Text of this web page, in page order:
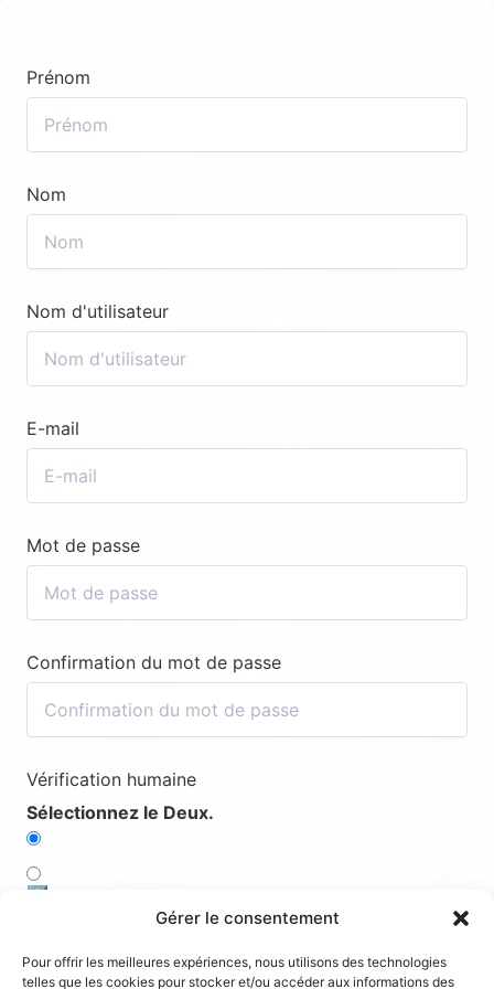
Gérer le consentement
Pour offrir les meilleures expériences, nous utilisons des technologies
telles que les cookies pour stocker et/ou accéder aux informations des
Prénom
Nom
Nom d'utilisateur
E-mail
Mot de passe
Confirmation du mot de passe
Vérification humaine
Sélectionnez le Deux.
2️⃣